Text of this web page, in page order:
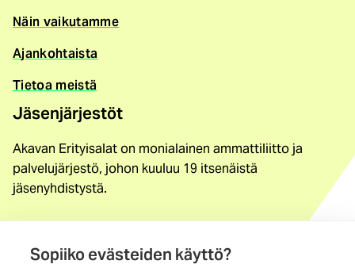
Sopiiko evästeiden käyttö?
Näin vaikutamme
Ajankohtaista
Tietoa meistä
Jäsenjärjestöt
Akavan Erityisalat on monialainen ammattiliitto ja
palvelujärjestö, johon kuuluu 19 itsenäistä
jäsenyhdistystä.
Yhteystiedot